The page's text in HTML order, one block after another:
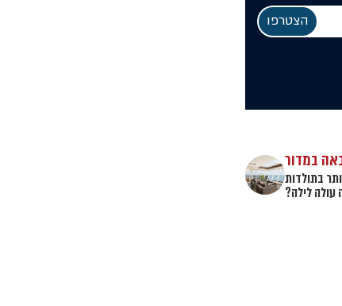
במדור
בתולדות
עולה לילה?